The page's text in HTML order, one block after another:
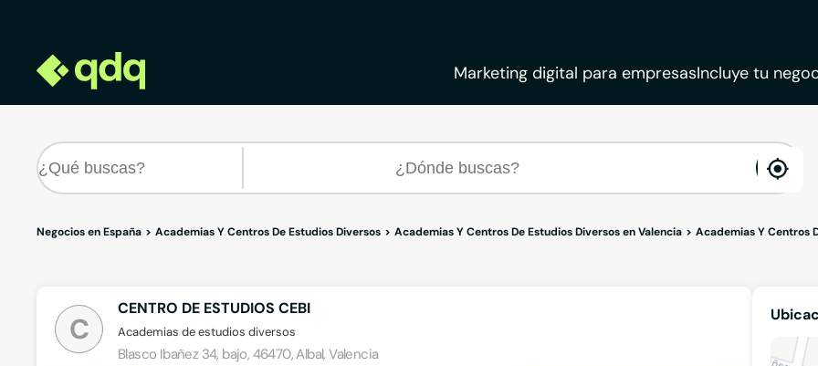
Marketing digital para empresasIncluye tu
Negocios en España Academias Y Centros De Estudios Diversos Academias Y Centros De Estudios Diversos en Valencia Academias Y Centros
C
CENTRO DE ESTUDIOS CEBI
Academias de estudios diversos
Blasco Ibañez 34, bajo, 46470, Albal, Valencia